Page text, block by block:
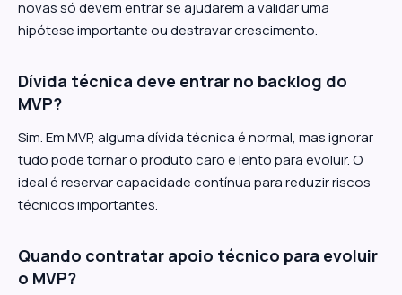
novas só devem entrar se ajudarem a validar uma
hipótese importante ou destravar crescimento.
Dívida técnica deve entrar no backlog do
MVP?
Sim. Em MVP, alguma dívida técnica é normal, mas ignorar
tudo pode tornar o produto caro e lento para evoluir. O
ideal é reservar capacidade contínua para reduzir riscos
técnicos importantes.
Quando contratar apoio técnico para evoluir
o MVP?